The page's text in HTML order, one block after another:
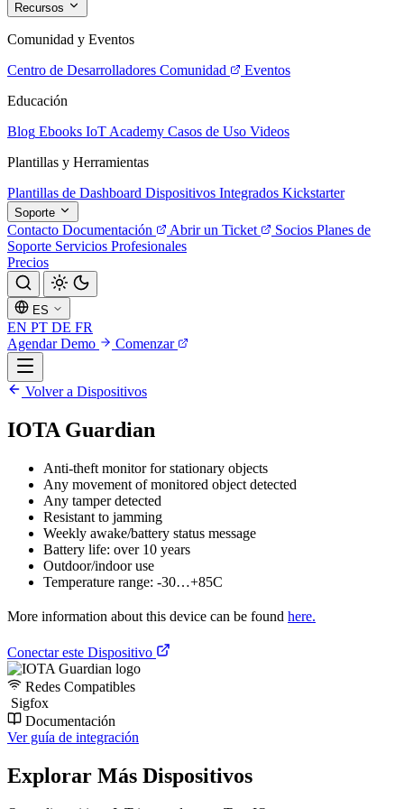
Recursos
Comunidad y Eventos
Centro de Desarrolladores Comunidad
Eventos
Educación
Blog Ebooks IoT Academy Casos de Uso Videos
Plantillas y Herramientas
Plantillas de Dashboard Dispositivos Integrados Kickstarter
Soporte
Contacto Documentación Abrir un Ticket Socios Planes de
Soporte Servicios Profesionales
Precios
ES
EN PT DE FR
Agendar Demo
Comenzar
Volver a Dispositivos
IOTA Guardian
Anti-theft monitor for stationary objects
Any movement of monitored object detected
Any tamper detected
Resistant to jamming
Weekly awake/battery status message
Battery life: over 10 years
Outdoor/indoor use
Temperature range: -30…+85C
More information about this device can be found here.
Conectar este Dispositivo
Redes Compatibles
Sigfox
Documentación
Ver guía de integración
Explorar Más Dispositivos